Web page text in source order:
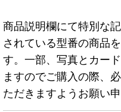
商品説明欄にて特別な
されている型番の商品
す。一部、写真とカー
ますのでご購入の際、
ただきますようお願い申